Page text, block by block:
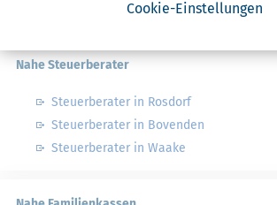
Cookie-Einstellungen
Finanzämter in Niedersachsen
Nahe Steuerberater
Steuerberater in Rosdorf
Steuerberater in Bovenden
Steuerberater in Waake